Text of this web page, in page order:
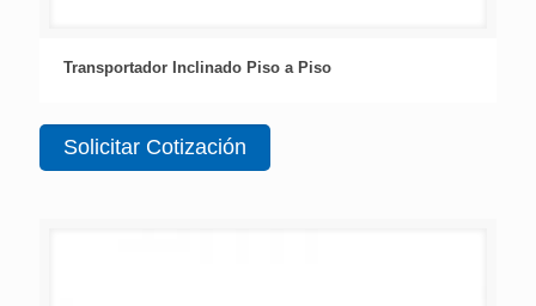
Transportador Inclinado Piso a Piso
Solicitar Cotización